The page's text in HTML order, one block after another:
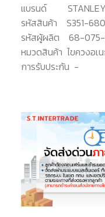
แบรนด์
รหัสสินค้า S351-
รหัสผู้ผลิต 68-
หมวดสินค้า ไขควงอเ
การรับประกัน -